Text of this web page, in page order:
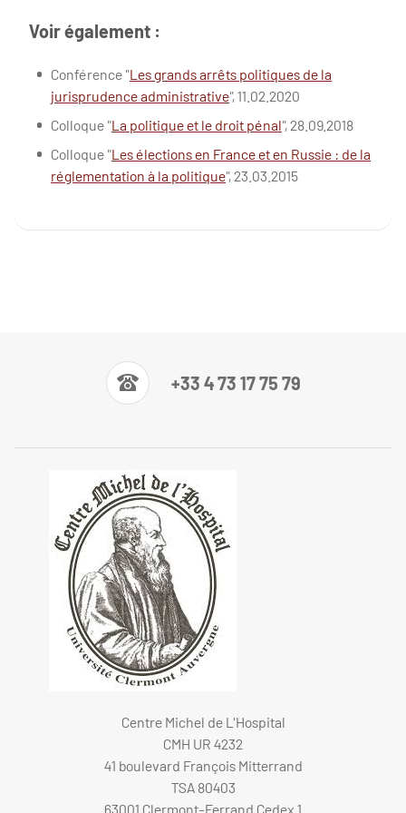
Voir également :
Conférence "Les grands arrêts politiques de la
jurisprudence administrative", 11.02.2020
Colloque "La politique et le droit pénal", 28.09.2018
Colloque "Les élections en France et en Russie : de la
réglementation à la politique", 23.03.2015
+33 4 73 17 75 79
Centre Michel de L'Hospital
CMH UR 4232
41 boulevard François Mitterrand
TSA 80403
63001 Clermont-Ferrand Cedex 1